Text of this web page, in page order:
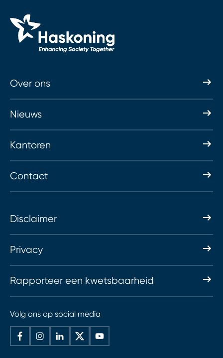
Over ons
Nieuws
Kantoren
Contact
Disclaimer
Privacy
Rapporteer een kwetsbaarheid
Volg ons op social media